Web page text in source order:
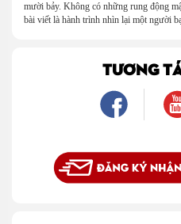
mười bảy. Không có những rung động
bài viết là hành trình nhìn lại một người
là một mối tình, mà là một người luôn
TƯƠNG